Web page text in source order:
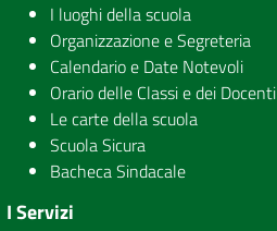
I luoghi della scuola
Organizzazione e Segreteria
Calendario e Date Notevoli
Orario delle Classi e dei Docenti
Le carte della scuola
Scuola Sicura
Bacheca Sindacale
I Servizi